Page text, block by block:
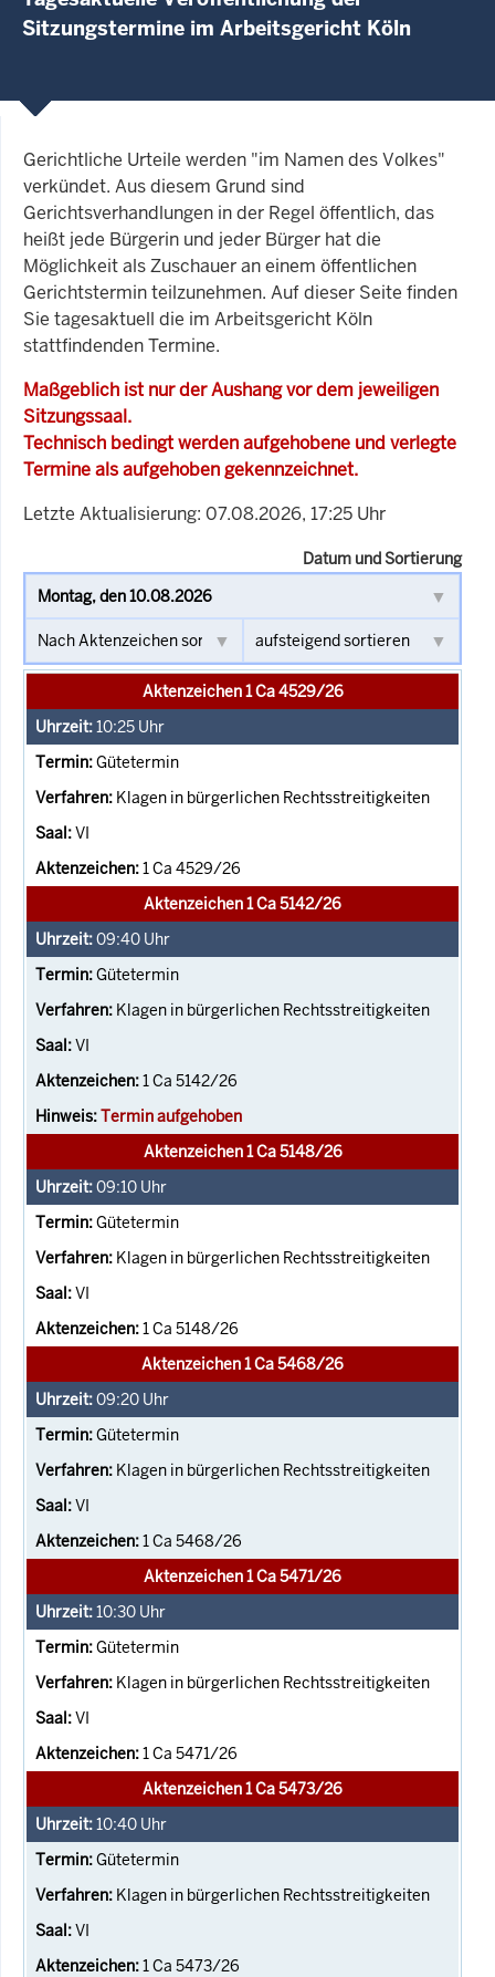
Sitzungstermine im Arbeitsgericht Köln
Gerichtliche Urteile werden "im Namen des Volkes"
verkündet. Aus diesem Grund sind
Gerichtsverhandlungen in der Regel öffentlich, das
heißt jede Bürgerin und jeder Bürger hat die
Möglichkeit als Zuschauer an einem öffentlichen
Gerichtstermin teilzunehmen. Auf dieser Seite finden
Sie tagesaktuell die im Arbeitsgericht Köln
stattfindenden Termine.
Maßgeblich ist nur der Aushang vor dem jeweiligen
Sitzungssaal.
Technisch bedingt werden aufgehobene und verlegte
Termine als aufgehoben gekennzeichnet.
Letzte Aktualisierung: 07.08.2026, 17:25 Uhr
Datum und Sortierung
Aktenzeichen 1 Ca 4529/26
10:25 Uhr
Gütetermin
Klagen in bürgerlichen Rechtsstreitigkeiten
VI
1 Ca 4529/26
Aktenzeichen 1 Ca 5142/26
09:40 Uhr
Gütetermin
Klagen in bürgerlichen Rechtsstreitigkeiten
VI
1 Ca 5142/26
Termin aufgehoben
Aktenzeichen 1 Ca 5148/26
09:10 Uhr
Gütetermin
Klagen in bürgerlichen Rechtsstreitigkeiten
VI
1 Ca 5148/26
Aktenzeichen 1 Ca 5468/26
09:20 Uhr
Gütetermin
Klagen in bürgerlichen Rechtsstreitigkeiten
VI
1 Ca 5468/26
Aktenzeichen 1 Ca 5471/26
10:30 Uhr
Gütetermin
Klagen in bürgerlichen Rechtsstreitigkeiten
VI
1 Ca 5471/26
Aktenzeichen 1 Ca 5473/26
10:40 Uhr
Gütetermin
Klagen in bürgerlichen Rechtsstreitigkeiten
VI
1 Ca 5473/26